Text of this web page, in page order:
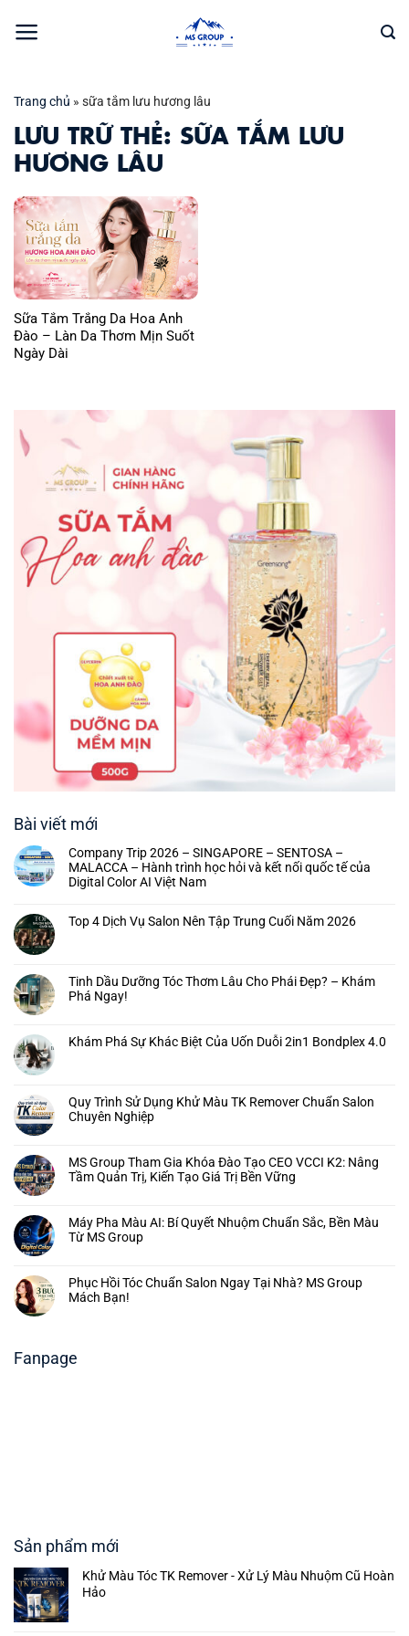
qua
Trang chủ » sữa tắm lưu hương lâu
LƯU TRỮ THẺ: SỮA TẮM LƯU
HƯƠNG LÂU
Sữa Tắm Trắng Da Hoa Anh
Đào – Làn Da Thơm Mịn Suốt
Ngày Dài
Bài viết mới
Company Trip 2026 – SINGAPORE – SENTOSA –
MALACCA – Hành trình học hỏi và kết nối quốc tế của
Digital Color AI Việt Nam
Top 4 Dịch Vụ Salon Nên Tập Trung Cuối Năm 2026
Tinh Dầu Dưỡng Tóc Thơm Lâu Cho Phái Đẹp? – Khám
Phá Ngay!
Khám Phá Sự Khác Biệt Của Uốn Duỗi 2in1 Bondplex 4.0
Quy Trình Sử Dụng Khử Màu TK Remover Chuẩn Salon
Chuyên Nghiệp
MS Group Tham Gia Khóa Đào Tạo CEO VCCI K2: Nâng
Tầm Quản Trị, Kiến Tạo Giá Trị Bền Vững
Máy Pha Màu AI: Bí Quyết Nhuộm Chuẩn Sắc, Bền Màu
Từ MS Group
Phục Hồi Tóc Chuẩn Salon Ngay Tại Nhà? MS Group
Mách Bạn!
Fanpage
Sản phẩm mới
Khử Màu Tóc TK Remover - Xử Lý Màu Nhuộm Cũ Hoàn
Hảo